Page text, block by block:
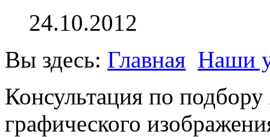
24.10.2012
Вы здесь: Главная Наши
Консультация по
графического